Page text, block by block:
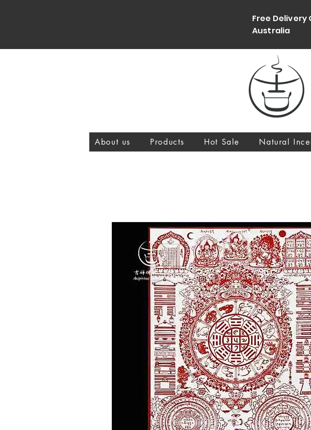
Free Delivery
Australia
About us Products Hot Sale Natural